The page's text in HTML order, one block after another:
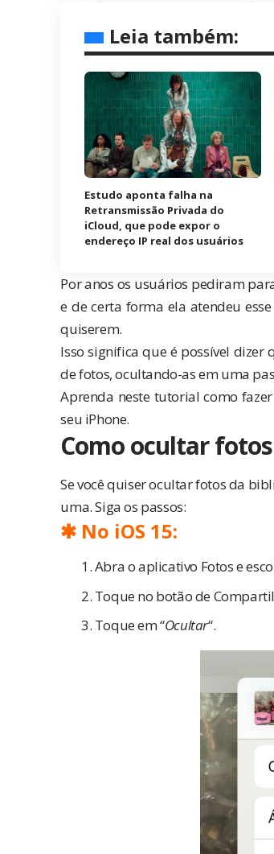
Leia também:
Estudo aponta falha na
Retransmissão Privada do
iCloud, que pode expor o
endereço IP real dos usuários
Por anos os usuários pediram
e de certa forma ela atendeu
quiserem.
Isso significa que é possível
de fotos, ocultando-as em uma
Aprenda neste tutorial como
seu iPhone.
Como ocultar
Se você quiser ocultar fotos da
uma. Siga os passos:
✱ No iOS 15:
Abra o aplicativo Fotos e
Toque no botão de
Toque em “Ocultar“.